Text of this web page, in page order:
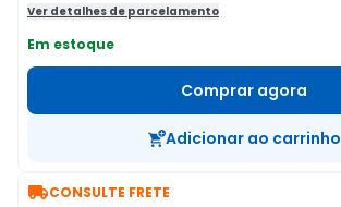
Ver detalhes de parcelamento
Em estoque
Comprar agora
Adicionar ao carrinho
CONSULTE FRETE